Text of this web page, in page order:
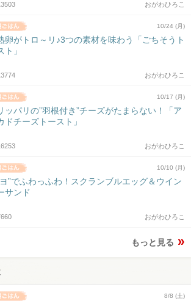
おがわひろこ
10/24 (月)
卵がトロ～リ♪3つの素材を味わう「ごちそうト
ト」
おがわひろこ
10/17 (月)
ッパリの”羽根付き”チーズがたまらない！「ア
ドチーズトースト」
おがわひろこ
10/10 (月)
”でふわっふわ！スクランブルエッグ＆ウイン
サンド
おがわひろこ
もっと見る
8/8 (土)